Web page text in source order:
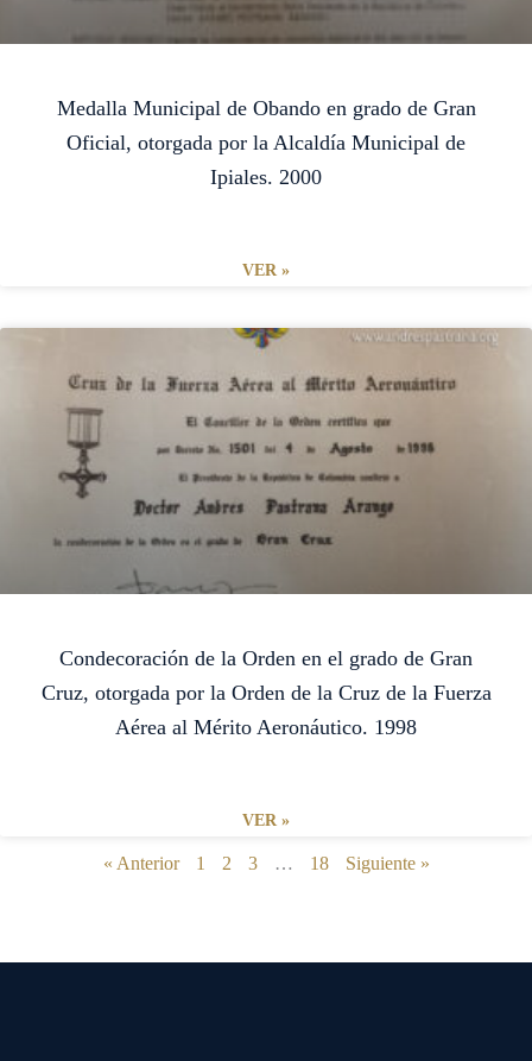
Medalla Municipal de Obando en grado de Gran
Oficial, otorgada por la Alcaldía Municipal de
Ipiales. 2000
VER »
Condecoración de la Orden en el grado de Gran
Cruz, otorgada por la Orden de la Cruz de la Fuerza
Aérea al Mérito Aeronáutico. 1998
VER »
« Anterior 1 2 3 … 18 Siguiente »